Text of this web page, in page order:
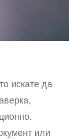
искате да
или